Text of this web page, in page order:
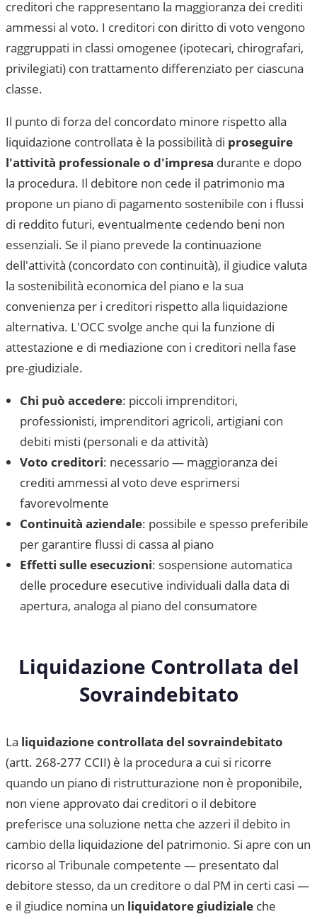
creditori che rappresentano la maggioranza dei crediti
ammessi al voto. I creditori con diritto di voto vengono
raggruppati in classi omogenee (ipotecari, chirografari,
privilegiati) con trattamento differenziato per ciascuna
classe.
Il punto di forza del concordato minore rispetto alla
liquidazione controllata è la possibilità di proseguire
l'attività professionale o d'impresa durante e dopo
la procedura. Il debitore non cede il patrimonio ma
propone un piano di pagamento sostenibile con i flussi
di reddito futuri, eventualmente cedendo beni non
essenziali. Se il piano prevede la continuazione
dell'attività (concordato con continuità), il giudice valuta
la sostenibilità economica del piano e la sua
convenienza per i creditori rispetto alla liquidazione
alternativa. L'OCC svolge anche qui la funzione di
attestazione e di mediazione con i creditori nella fase
pre-giudiziale.
Chi può accedere: piccoli imprenditori,
professionisti, imprenditori agricoli, artigiani con
debiti misti (personali e da attività)
Voto creditori: necessario — maggioranza dei
crediti ammessi al voto deve esprimersi
favorevolmente
Continuità aziendale: possibile e spesso preferibile
per garantire flussi di cassa al piano
Effetti sulle esecuzioni: sospensione automatica
delle procedure esecutive individuali dalla data di
apertura, analoga al piano del consumatore
Liquidazione Controllata del
Sovraindebitato
La liquidazione controllata del sovraindebitato
(artt. 268-277 CCII) è la procedura a cui si ricorre
quando un piano di ristrutturazione non è proponibile,
non viene approvato dai creditori o il debitore
preferisce una soluzione netta che azzeri il debito in
cambio della liquidazione del patrimonio. Si apre con un
ricorso al Tribunale competente — presentato dal
debitore stesso, da un creditore o dal PM in certi casi —
e il giudice nomina un liquidatore giudiziale che